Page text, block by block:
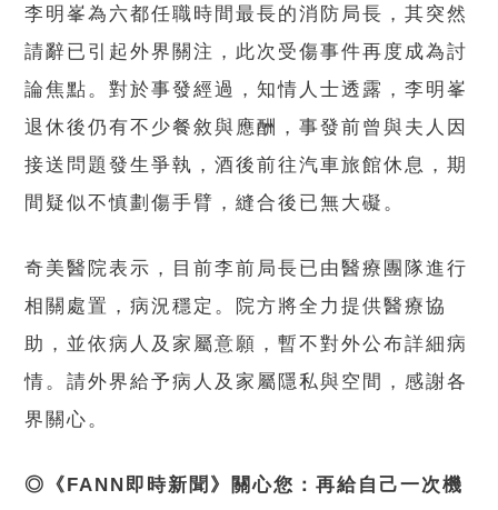
李明峯為六都任職時間最長的消防局長，其突然
請辭已引起外界關注，此次受傷事件再度成為討
論焦點。對於事發經過，知情人士透露，李明峯
退休後仍有不少餐敘與應酬，事發前曾與夫人因
接送問題發生爭執，酒後前往汽車旅館休息，期
間疑似不慎劃傷手臂，縫合後已無大礙。
奇美醫院表示，目前李前局長已由醫療團隊進行
相關處置，病況穩定。院方將全力提供醫療協
助，並依病人及家屬意願，暫不對外公布詳細病
情。請外界給予病人及家屬隱私與空間，感謝各
界關心。
◎《FANN即時新聞》關心您：再給自己一次機